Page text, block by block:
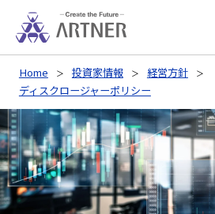
Home 投資家情報
経営方針
ディスクロージャーポリシー